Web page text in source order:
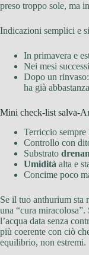
preso troppo sole, ma
Indicazioni semplici e
In primavera e
Nei mesi
Dopo un
ha già
Mini check-list salva-
Terriccio sempre
Controllo con
Substrato
Umidità alta e
Concime poco
Se il tuo anthurium sta
una “cura
l’acqua data senza
più coerente con ciò
equilibrio, non estremi.